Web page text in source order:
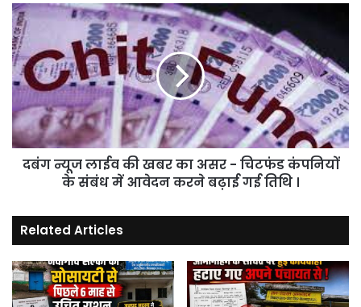
किया
स्कूल
प्रवेश
।
नीजि
स्कूलों
की
बल्ले
बल्ले
समस्या
।
दबंग
न्यूज
लाईव
की
खबर
का
असर
-
चिटफंड
कंपनियों
में
आवेदन
करने
बढ़ाई
गई
तिथि
दबंग न्यूज लाईव की खबर का असर - चिटफंड कंपनियों
के संबंध में आवेदन करने बढ़ाई गई तिथि ।
Related Articles